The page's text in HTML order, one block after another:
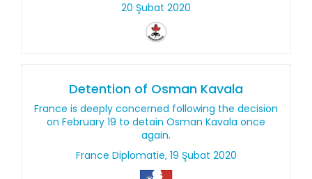
20 Şubat 2020
Detention of Osman Kavala
France is deeply concerned following the decision
on February 19 to detain Osman Kavala once
again.
France Diplomatie, 19 Şubat 2020